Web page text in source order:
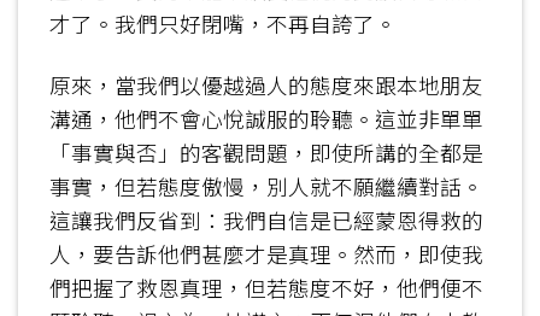
才了。我們只好閉嘴，不再自誇了。
原來，當我們以優越過人的態度來跟本地朋友
溝通，他們不會心悅誠服的聆聽。這並非單單
「事實與否」的客觀問題，即使所講的全都是
事實，但若態度傲慢，別人就不願繼續對話。
這讓我們反省到：我們自信是已經蒙恩得救的
人，要告訴他們甚麼才是真理。然而，即使我
們把握了救恩真理，但若態度不好，他們便不